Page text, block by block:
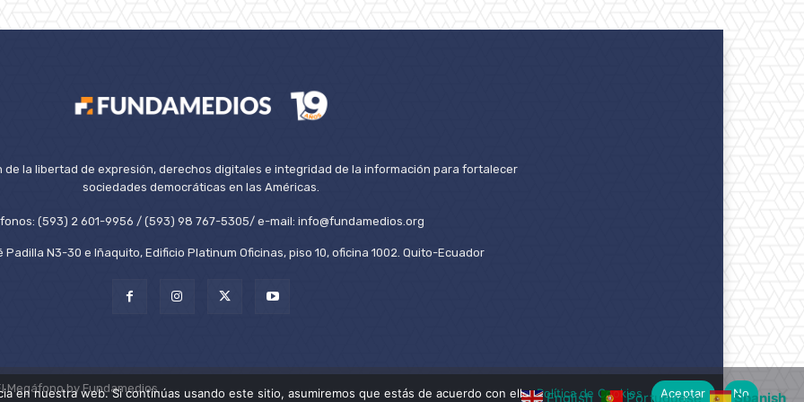
de la libertad de expresión, derechos digitales e integridad de la información para fortalecer
sociedades democráticas en las Américas.
(593) 2 601-9956 / (593) 98 767-5305/ e-mail: info@fundamedios.org
Padilla N3-30 e Iñaquito, Edificio Platinum Oficinas, piso 10, oficina 1002. Quito-Ecuador
Megáfono by Fundamedios.
English Portuguese Spanish
en nuestra web. Si continúas usando este sitio, asumiremos que estás de acuerdo con ello.Política de Cookies Aceptar No